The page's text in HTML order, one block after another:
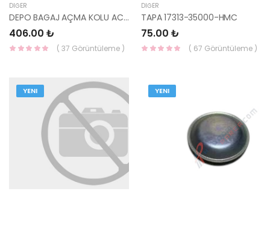
DIĞER
DEPO BAGAJ AÇMA KOLU ACC. 81570-22011-HMC
406.00 ₺
( 37 Görüntüleme )
DIĞER
TAPA 17313-35000-HMC
75.00 ₺
( 67 Görüntüleme )
YENI YENI